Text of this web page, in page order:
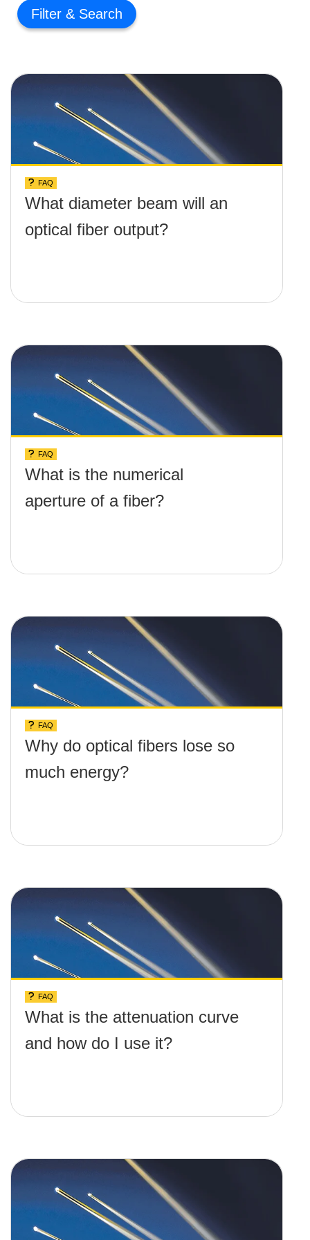
Filter
FAQ
What diameter beam will an
optical fiber output?
FAQ
What is the numerical
aperture of a fiber?
FAQ
Why do optical fibers lose so
much energy?
FAQ
What is the attenuation curve
and how do I use it?